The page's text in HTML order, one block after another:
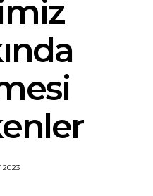
2023